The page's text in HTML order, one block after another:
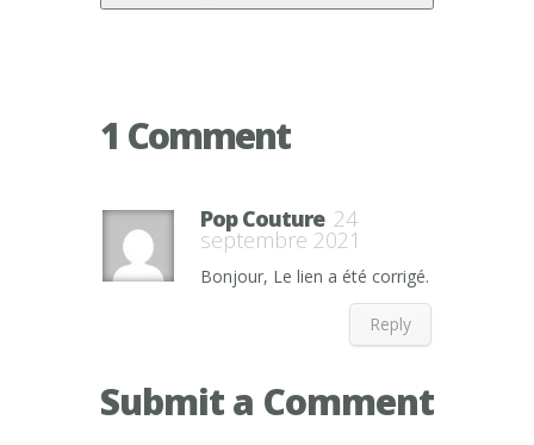
1 Comment
Pop Couture 24
septembre 2021
Bonjour, Le lien a été corrigé.
Reply
Submit a Comment